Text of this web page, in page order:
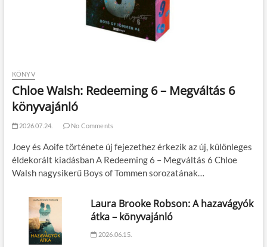
KÖNYV
Chloe Walsh: Redeeming 6 – Megváltás 6
könyvajánló
2026.07.24. No Comments
Joey és Aoife története új fejezethez érkezik az új, különleges
éldekorált kiadásban A Redeeming 6 – Megváltás 6 Chloe
Walsh nagysikerű Boys of Tommen sorozatának…
Laura Brooke Robson: A hazavágyók
átka – könyvajánló
2026.06.15.